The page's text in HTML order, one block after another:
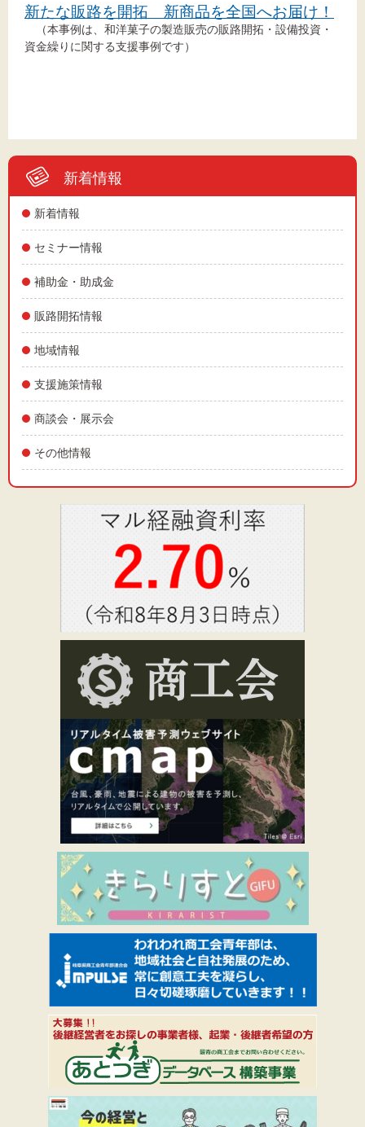
新着情報
新着情報
セミナー情報
補助金・助成金
販路開拓情報
地域情報
支援施策情報
商談会・展示会
その他情報
新たな販路を開拓 新商品を全国へお届け！
（本事例は、和洋菓子の製造販売の販路開拓・設備投資・
資金繰りに関する支援事例です）